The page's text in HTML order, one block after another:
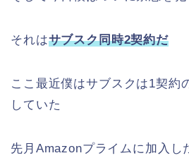
それはサブスク同時2契約だ
ここ最近僕はサブスクは1契約
していた
先月Amazonプライムに加入し